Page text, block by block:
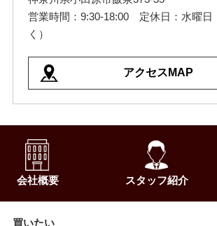
営業時間：9:30-18:00 定休日：水曜日
く）
アクセスMAP
会社概要 スタッフ紹介
買いたい